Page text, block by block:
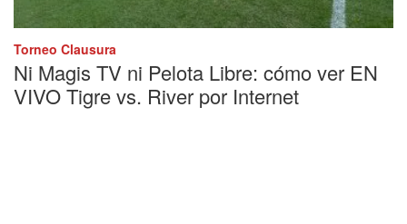
Torneo Clausura
Ni Magis TV ni Pelota Libre: cómo ver EN
VIVO Tigre vs. River por Internet